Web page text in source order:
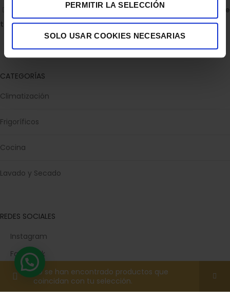
PERMITIR LA SELECCIÓN
SOLO USAR COOKIES NECESARIAS
No se han encontrado productos que
coincidan con tu selección.
C/ ALBERTO GRAY PEINADO 11 BAJO 30850, TOTANA.
Descubre
todas nuestras tiendas
Escríbenos en WhatsApp
CATEGORÍAS
Climatización
Frigoríficos
Cocina
Lavado y Secado
REDES SOCIALES
Instagram
Facebook
TikTok